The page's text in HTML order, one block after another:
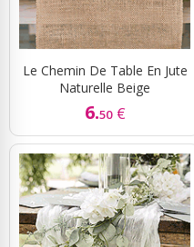
Le Chemin De Table En Jute
Naturelle Beige
6.50 €